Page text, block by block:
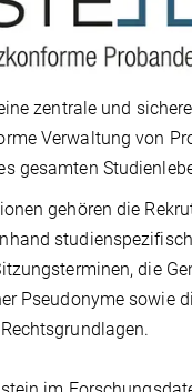
zentrale und
Verwaltung von
gesamten
gehören die
die
Pseudonyme sowie